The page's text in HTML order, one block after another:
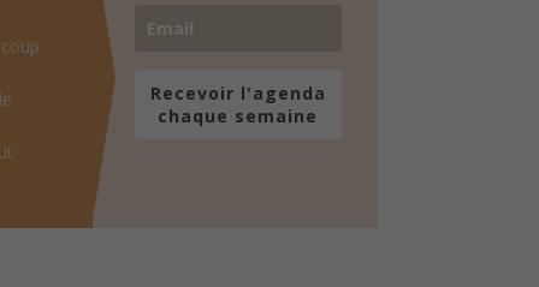
Recevoir l'agenda
chaque semaine